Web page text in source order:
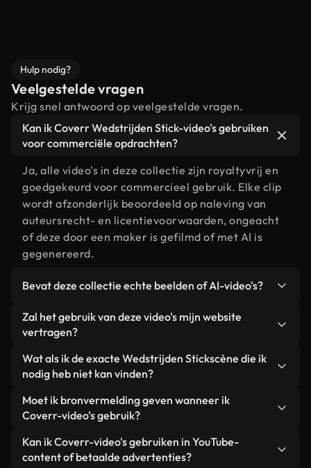
Hulp nodig?
Veelgestelde vragen
Krijg snel antwoord op veelgestelde vragen.
Kan ik Coverr Wedstrijden Stick-video's gebruiken
voor commerciële opdrachten?
Ja, alle video's in deze collectie zijn royaltyvrij en
goedgekeurd voor commercieel gebruik. Elke clip
wordt afzonderlijk beoordeeld op naleving van
auteursrecht- en licentievoorwaarden, ongeacht
of deze door een maker is gefilmd of met AI is
gegenereerd.
Bevat deze collectie echte beelden of AI-video's?
Beide. Dit is een hybride bibliotheek die bestaat
uit echte, door mensen gefilmde beelden van
gegenereerde video's. Elke video is duidelijk
gelabeld, zodat je altijd weet wat je gebruikt.
Zal het gebruik van deze video's mijn website
vertragen?
Niet als u voor onze geoptimaliseerde versies
kiest. Wij bieden lichtgewicht, webklare formaten
achtergrond. Zo blijft de kwaliteit hoog, worden de
laadtijden geminimaliseerd en worden
statistieken zoals LCP verbeterd.
Wat als ik de exacte Wedstrijden Stickscène die ik
nodig heb niet kan vinden?
Met Coverr AI Studio maak je direct een video.
Beschrijf de scène – bijvoorbeeld "Wedstrijden
binnen enkele seconden een gepersonaliseerde
video die voldoet aan onze licentievoorwaarden.
Moet ik bronvermelding geven wanneer ik
Coverr-video's gebruik?
Naamsvermelding is niet vereist. Alle video's in
onze stockbibliotheek zijn royaltyvrij en kunnen
Kan ik Coverr-video's gebruiken in YouTube-
content of betaalde advertenties?